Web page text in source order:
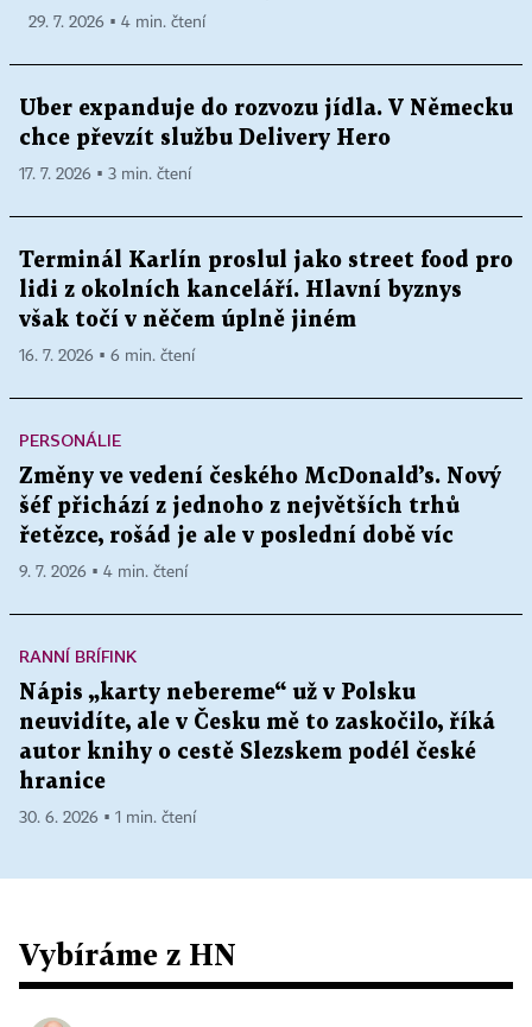
29. 7. 2026 ▪ 4 min. čtení
Uber expanduje do rozvozu jídla. V Německu
chce převzít službu Delivery Hero
17. 7. 2026 ▪ 3 min. čtení
Terminál Karlín proslul jako street food pro
lidi z okolních kanceláří. Hlavní byznys
však točí v něčem úplně jiném
16. 7. 2026 ▪ 6 min. čtení
PERSONÁLIE
Změny ve vedení českého McDonald’s. Nový
šéf přichází z jednoho z největších trhů
řetězce, rošád je ale v poslední době víc
9. 7. 2026 ▪ 4 min. čtení
RANNÍ BRÍFINK
Nápis „karty nebereme“ už v Polsku
neuvidíte, ale v Česku mě to zaskočilo, říká
autor knihy o cestě Slezskem podél české
hranice
30. 6. 2026 ▪ 1 min. čtení
Vybíráme z HN